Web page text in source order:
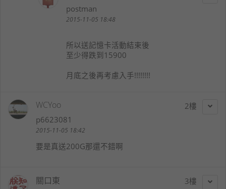
postman
2015-11-05 18:48
所以送記憶卡活動結束後
至少得跌到15900
月底之後再考慮入手!!!!!!!!
2
WCYoo
p6623081
2015-11-05 18:42
要是真送200G那還不錯啊
3
關口東